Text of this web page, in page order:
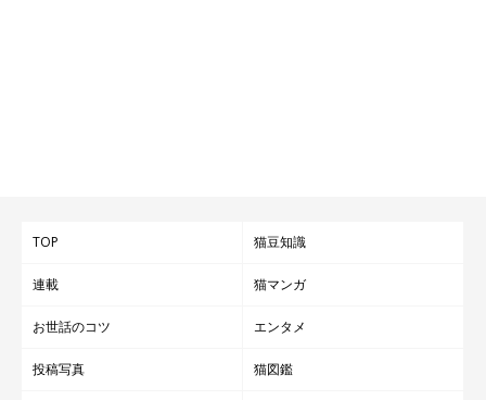
TOP 猫豆知識
連載 猫マンガ
お世話のコツ エンタメ
投稿写真 猫図鑑